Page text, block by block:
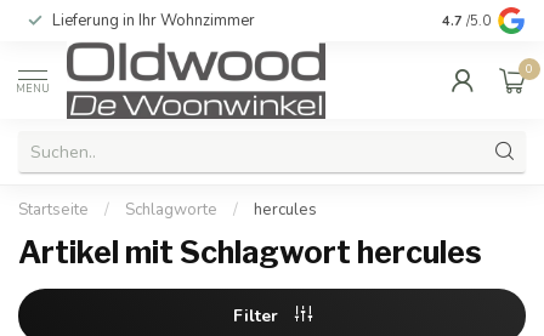
Lieferung in Ihr Wohnzimmer Qualität und
4.7 /5.0
MENU
0
Startseite / Schlagworte / hercules
Artikel mit Schlagwort hercules
Filter